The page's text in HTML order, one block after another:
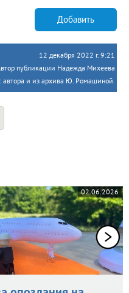
Добавить
12 декабря 2022 г. 9:21
публикации Надежда Михеева
автора и из архива Ю. Ромашиной.
02.06.2026